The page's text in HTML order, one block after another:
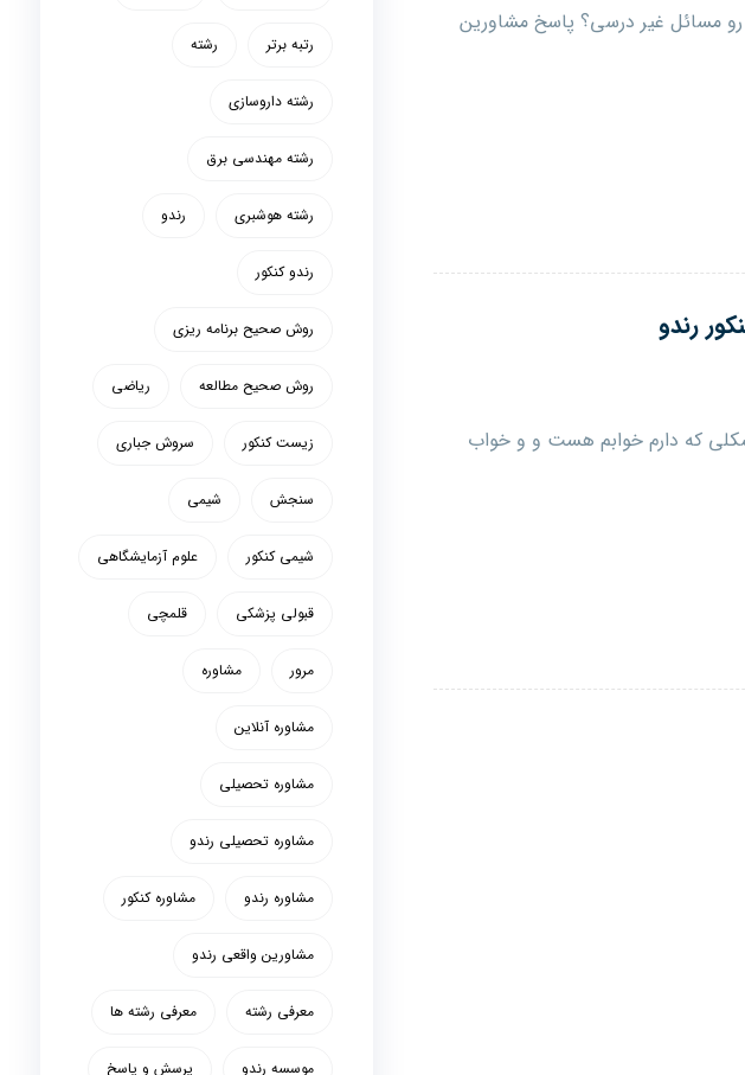
مسائل غیر درسی؟ پاسخ مشاورین
رندو
که دارم خوابم هست و و خواب
رتبه برتر رشته
رشته داروسازی
رشته مهندسی برق
رشته هوشبری رندو
رندو کنکور
روش صحیح برنامه ریزی
روش صحیح مطالعه ریاضی
زیست کنکور سروش جباری
سنجش شیمی
شیمی کنکور علوم آزمایشگاهی
قبولی پزشکی قلمچی
مرور مشاوره
مشاوره آنلاین
مشاوره تحصیلی
مشاوره تحصیلی رندو
مشاوره رندو مشاوره کنکور
مشاورین واقعی رندو
معرفی رشته معرفی رشته ها
موسسه رندو پرسش و پاسخ